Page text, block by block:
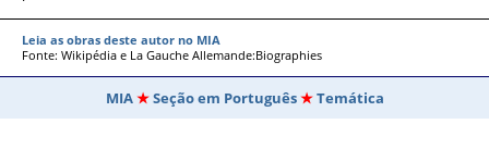
Leia as obras deste autor no MIA
Fonte: Wikipédia e La Gauche Allemande:Biographies
MIA Seção em Português Temática